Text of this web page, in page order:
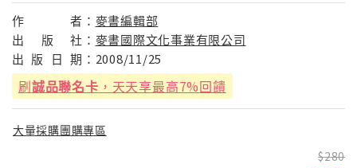
作 者： 麥書編輯部
出
版 社： 麥書國際文化事業有限公司
出 版 日 期： 2008/11/25
刷誠品聯名卡 ，天天享最高7%回饋
大量採購團購專區
280